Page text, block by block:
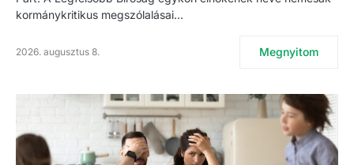
kormánykritikus megszólalásai…
2026. augusztus 8. Megnyitom